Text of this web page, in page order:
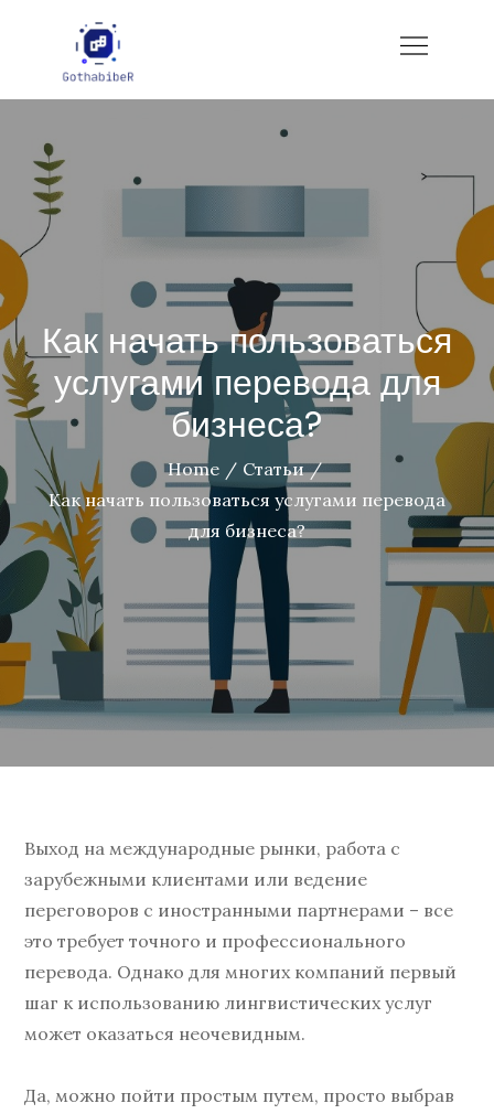
content
gotham-imbiber.com
Как начать пользоваться
услугами перевода для
бизнеса?
Home
Статьи
Как начать пользоваться услугами перевода
для бизнеса?
Выход на международные рынки, работа с
зарубежными клиентами или ведение
переговоров с иностранными партнерами – все
это требует точного и профессионального
перевода. Однако для многих компаний первый
шаг к использованию лингвистических услуг
может оказаться неочевидным.
Да, можно пойти простым путем, просто выбрав